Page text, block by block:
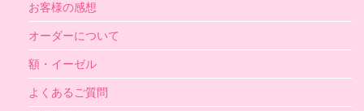
お客様の感想
オーダーについて
額・イーゼル
よくあるご質問